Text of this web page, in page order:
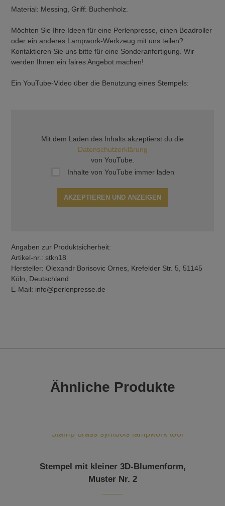
Material: Messing, Griff: Buchenholz.
Möchten Sie Ihre Ideen für eine Perlenpresse, einen Beadroller
oder ein anderes Lampwork-Werkzeug mit uns teilen?
Kontaktieren Sie uns bitte für eine Sonderanfertigung. Wir
werden Ihnen ein faires Angebot machen!
Ein YouTube-Video über die Benutzung eines Stempels:
Mit dem Laden des Inhalts akzeptierst du die
Datenschutzerklärung
von YouTube.
Inhalte von YouTube immer laden
AKZEPTIEREN UND ANZEIGEN
Angaben zur Produktsicherheit:
Artikel-nr.: stkn18
Hersteller: Olexandr Borisovic Ornes, Krefelder Str. 5, 51145
Köln, Deutschland
E-Mail: info@perlenpresse.de
Ähnliche Produkte
Stempel mit kleiner 3D-Blumenform,
Muster Nr. 2